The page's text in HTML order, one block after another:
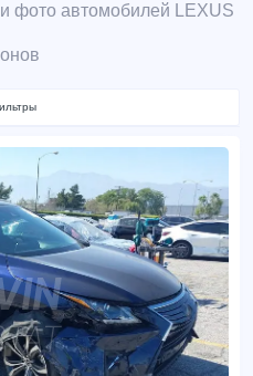
фото автомобилей LEXUS